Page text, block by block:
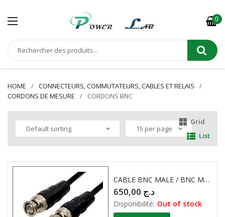
0
HOME
CONNECTEURS, COMMUTATEURS, CABLES ET RELAIS
CORDONS DE MESURE
CORDONS BNC
Grid
List
CABLE BNC MALE / BNC MALE 50 Ohm 1 Mètre
د.ج
Disponibilité: Out of stock